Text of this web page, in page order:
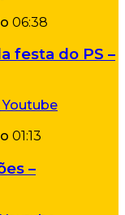
06:38
festa do PS –
01:13
–